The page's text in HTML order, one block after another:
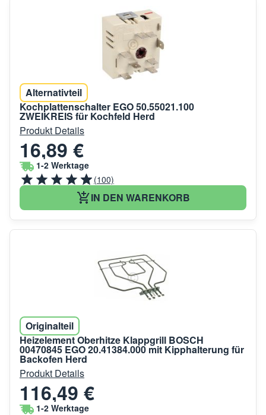
Alternativteil
Kochplattenschalter EGO 50.55021.100
ZWEIKREIS für Kochfeld Herd
Produkt Details
16,89 €
1-2 Werktage
(100)
IN DEN WARENKORB
Originalteil
Heizelement Oberhitze Klappgrill BOSCH
00470845 EGO 20.41384.000 mit Kipphalterung für
Backofen Herd
Produkt Details
116,49 €
1-2 Werktage